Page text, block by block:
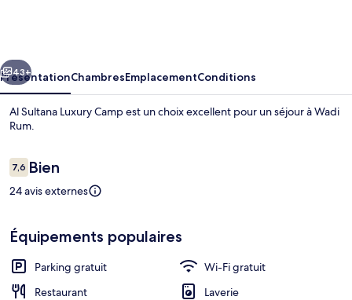
Chambre
Suivant
43+
PrésentationChambresEmplacementConditions
Al Sultana Luxury Camp est un choix excellent pour un séjour à Wadi
Rum.
Avis
voyageurs
7,67,6 sur 10
Bien
24 avis externes
Équipements populaires
Parking gratuit
Wi-Fi gratuit
Restaurant
Laverie